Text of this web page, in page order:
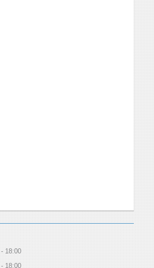
18:00
18:00